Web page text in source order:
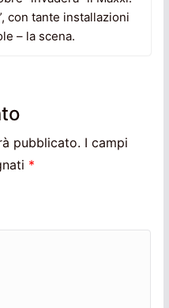
con tante installazioni
– la scena.
pubblicato. I campi
*